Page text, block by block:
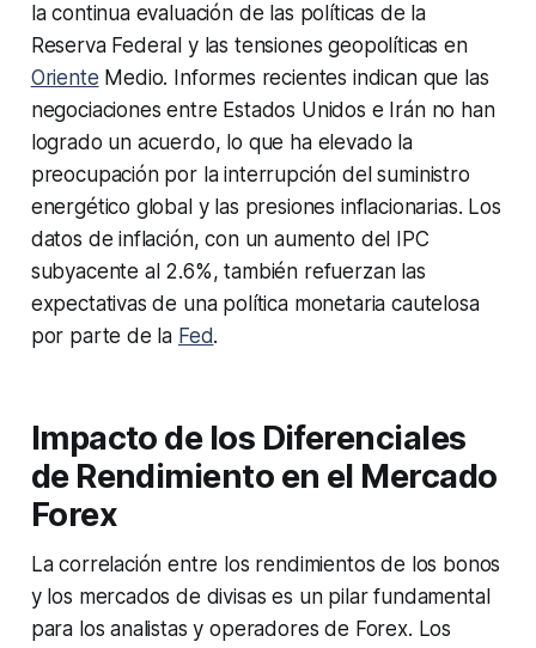
la continua evaluación de las políticas de la
Reserva Federal y las tensiones geopolíticas en
Oriente Medio. Informes recientes indican que las
negociaciones entre Estados Unidos e Irán no han
logrado un acuerdo, lo que ha elevado la
preocupación por la interrupción del suministro
energético global y las presiones inflacionarias. Los
datos de inflación, con un aumento del IPC
subyacente al 2.6%, también refuerzan las
expectativas de una política monetaria cautelosa
por parte de la Fed.
Impacto de los Diferenciales
de Rendimiento en el Mercado
Forex
La correlación entre los rendimientos de los bonos
y los mercados de divisas es un pilar fundamental
para los analistas y operadores de Forex. Los